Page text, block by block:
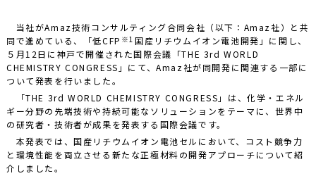
当社がAmaz技術コンサルティング合同会社（以下：Amaz社）と共
同で進めている、「低CFP ※1 国産リチウムイオン電池開発」に関し、
５月12日に神戸で開催された国際会議「THE 3rd WORLD
CHEMISTRY CONGRESS」にて、Amaz社が同開発に関連する一部に
ついて発表を行いました。
「THE 3rd WORLD CHEMISTRY CONGRESS」は、化学・エネル
ギー分野の先端技術や持続可能なソリューションをテーマに、世界中
の研究者・技術者が成果を発表する国際会議です。
本発表では、国産リチウムイオン電池セルにおいて、コスト競争力
と環境性能を両立させる新たな正極材料の開発アプローチについて紹
介しました。